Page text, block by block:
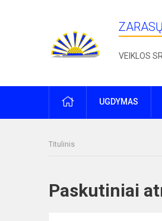
VEIKLOS
PRADŽIAUGDYMAS
Titulinis
Paskutiniai